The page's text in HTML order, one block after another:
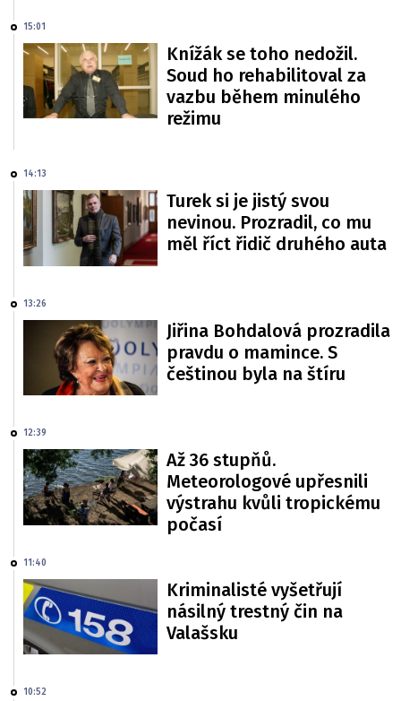
15:01
Knížák se toho nedožil.
Soud ho rehabilitoval za
vazbu během minulého
režimu
14:13
Turek si je jistý svou
nevinou. Prozradil, co mu
měl říct řidič druhého auta
13:26
Jiřina Bohdalová prozradila
pravdu o mamince. S
češtinou byla na štíru
12:39
Až 36 stupňů.
Meteorologové upřesnili
výstrahu kvůli tropickému
počasí
11:40
Kriminalisté vyšetřují
násilný trestný čin na
Valašsku
10:52